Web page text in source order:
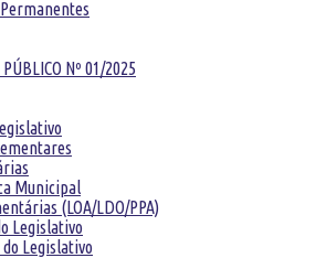
PÚBLICO Nº 01/2025
Municipal
(LOA/LDO/PPA)
Legislativo
do Legislativo